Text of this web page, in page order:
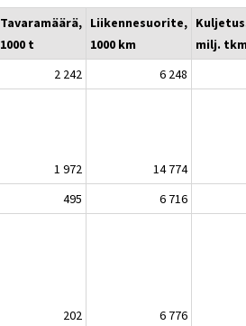
Tavaramäärä,
1000 t
Liikennesuorite,
1000 km
milj.
2 242
6 248
1 972
14 774
495
6 716
202
6 776